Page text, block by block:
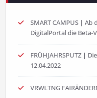
SMART CAMPUS |
DigitalPortal die Beta-
FRÜHJAHRSPUTZ |
12.04.2022
VRWLTNG